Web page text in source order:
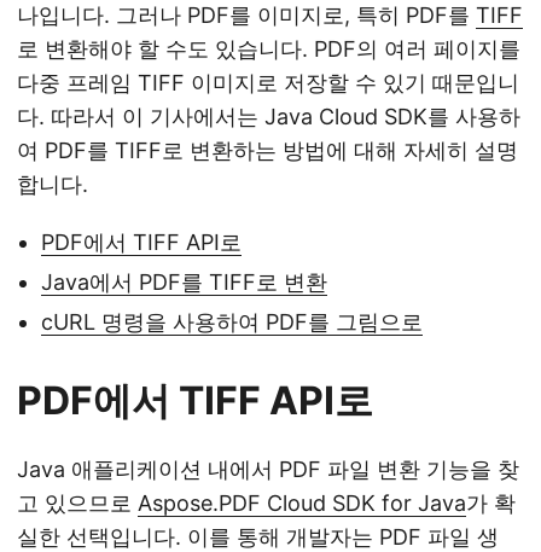
나입니다. 그러나 PDF를 이미지로, 특히 PDF를 TIFF
로 변환해야 할 수도 있습니다. PDF의 여러 페이지를
다중 프레임 TIFF 이미지로 저장할 수 있기 때문입니
다. 따라서 이 기사에서는 Java Cloud SDK를 사용하
여 PDF를 TIFF로 변환하는 방법에 대해 자세히 설명
합니다.
PDF에서 TIFF API로
Java에서 PDF를 TIFF로 변환
cURL 명령을 사용하여 PDF를 그림으로
PDF에서 TIFF API로
Java 애플리케이션 내에서 PDF 파일 변환 기능을 찾
고 있으므로 Aspose.PDF Cloud SDK for Java가 확
실한 선택입니다. 이를 통해 개발자는 PDF 파일 생